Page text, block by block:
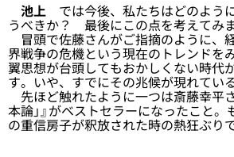
池上 では今後、私たちはどのよう
うべきか？ 最後にこの点を考えてみま
冒頭で佐藤さんがご指摘のように、
界戦争の危機という現在のトレンドを
翼思想が台頭してもおかしくない時代
す。いや、すでにその兆候が現れている
先ほど触れたように一つは斎藤幸平
本論」』がベストセラーになったこと
の重信房子が釈放された時の熱狂ぶりで